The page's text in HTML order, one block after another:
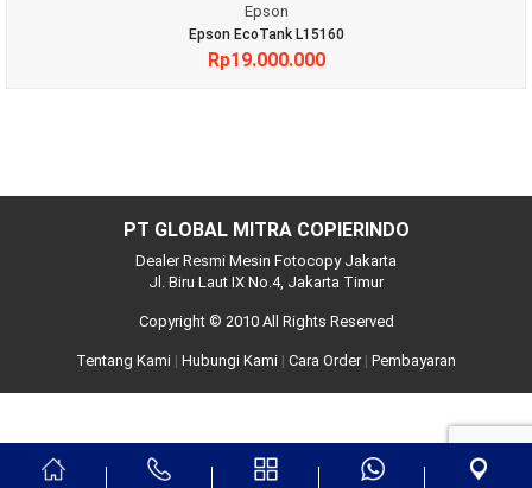
Epson
Epson EcoTank L15160
Rp19.000.000
PT GLOBAL MITRA COPIERINDO
Dealer Resmi Mesin Fotocopy Jakarta
Jl. Biru Laut IX No.4, Jakarta Timur
Copyright © 2010 All Rights Reserved
Tentang Kami | Hubungi Kami | Cara Order| Pembayaran